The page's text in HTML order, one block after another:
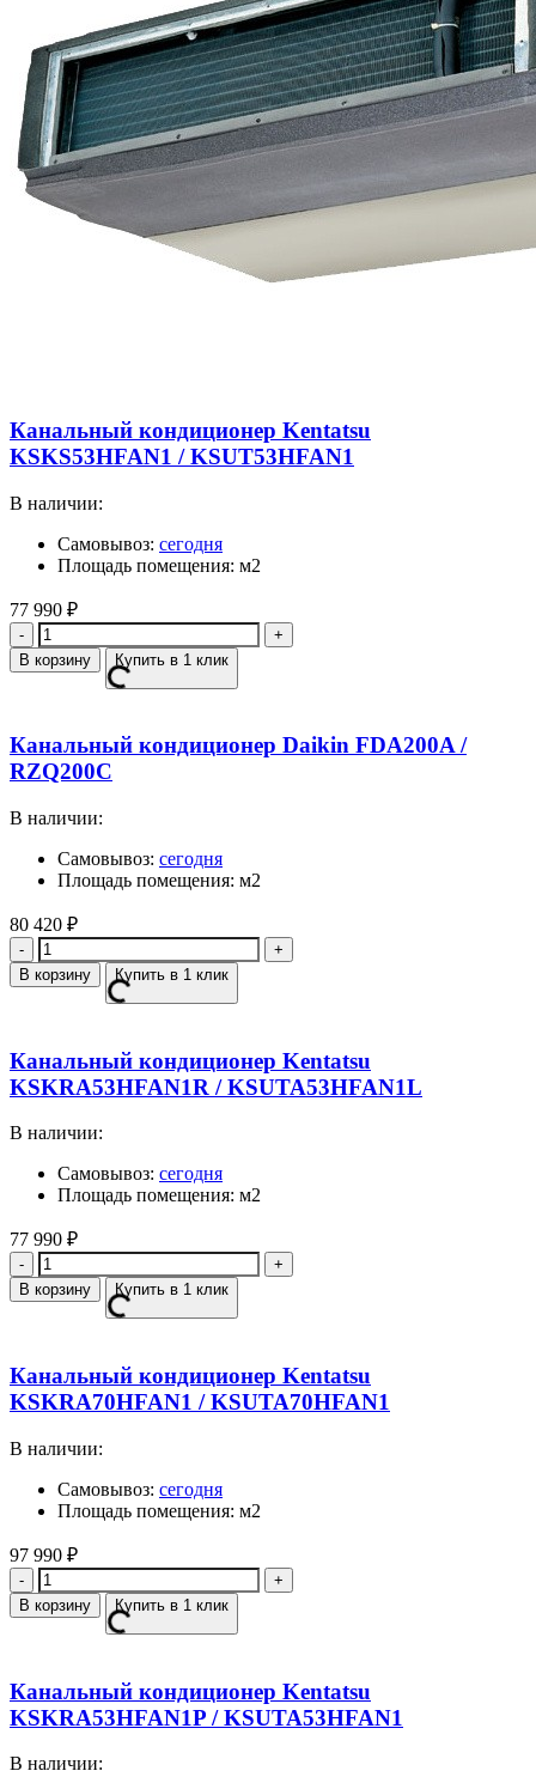
Канальный кондиционер Kentatsu
KSKS53HFAN1 / KSUT53HFAN1
В наличии:
Самовывоз: сегодня
Площадь помещения: м2
77 990 ₽
Количество
В корзину Купить в 1 клик
Канальный кондиционер Daikin FDA200A /
RZQ200C
В наличии:
Самовывоз: сегодня
Площадь помещения: м2
80 420 ₽
Количество
В корзину Купить в 1 клик
Канальный кондиционер Kentatsu
KSKRA53HFAN1R / KSUTA53HFAN1L
В наличии:
Самовывоз: сегодня
Площадь помещения: м2
77 990 ₽
Количество
В корзину Купить в 1 клик
Канальный кондиционер Kentatsu
KSKRA70HFAN1 / KSUTA70HFAN1
В наличии:
Самовывоз: сегодня
Площадь помещения: м2
97 990 ₽
Количество
В корзину Купить в 1 клик
Канальный кондиционер Kentatsu
KSKRA53HFAN1P / KSUTA53HFAN1
В наличии: